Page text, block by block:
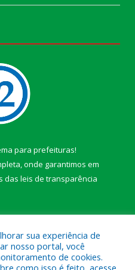
para prefeituras!
onde garantimos em
das leis de transparência
sua experiência de
nosso portal, você
de cookies.
como isso é feito, acesse